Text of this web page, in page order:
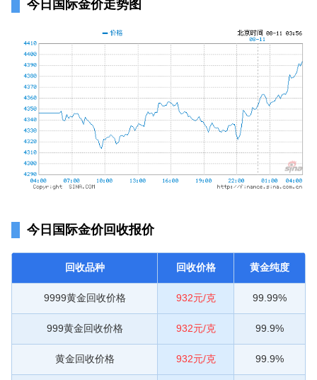
今日国际金价走势图
今日国际金价回收报价
回收品种 回收价格 黄金纯度
9999黄金回收价格 932元/克 99.99%
999黄金回收价格 932元/克 99.9%
黄金回收价格 932元/克 99.9%